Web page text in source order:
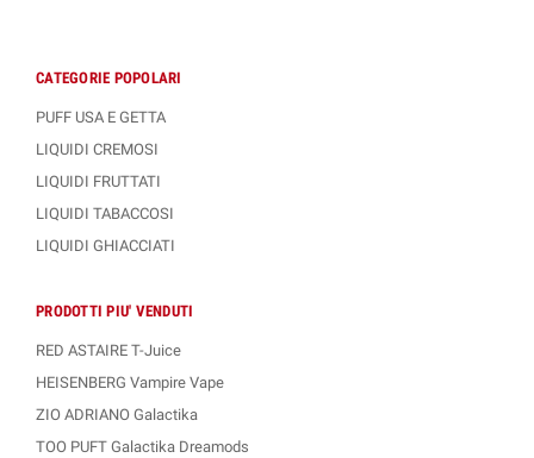
CATEGORIE POPOLARI
PUFF USA E GETTA
LIQUIDI CREMOSI
LIQUIDI FRUTTATI
LIQUIDI TABACCOSI
LIQUIDI GHIACCIATI
PRODOTTI PIU' VENDUTI
RED ASTAIRE T-Juice
HEISENBERG Vampire Vape
ZIO ADRIANO Galactika
TOO PUFT Galactika Dreamods